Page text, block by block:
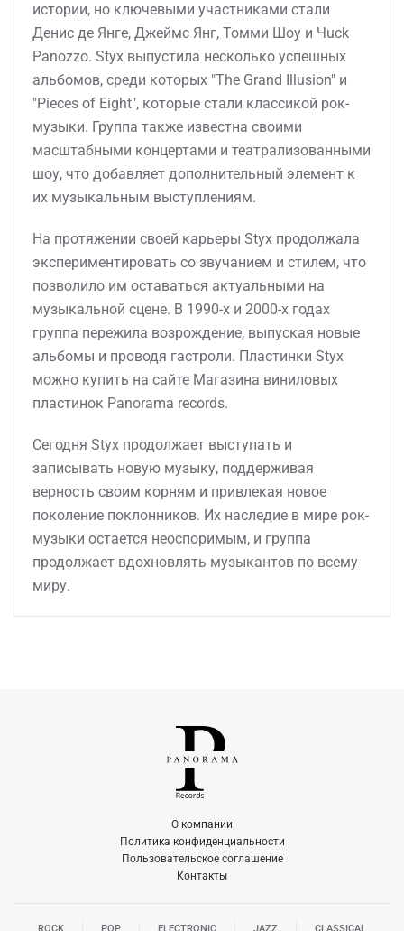
истории, но ключевыми участниками стали
Денис де Янге, Джеймс Янг, Томми Шоу и Чuck
Panozzo. Styx выпустила несколько успешных
альбомов, среди которых "The Grand Illusion" и
"Pieces of Eight", которые стали классикой рок-
музыки. Группа также известна своими
масштабными концертами и театрализованными
шоу, что добавляет дополнительный элемент к
их музыкальным выступлениям.
На протяжении своей карьеры Styx продолжала
экспериментировать со звучанием и стилем, что
позволило им оставаться актуальными на
музыкальной сцене. В 1990-х и 2000-х годах
группа пережила возрождение, выпуская новые
альбомы и проводя гастроли. Пластинки Styx
можно купить на сайте Магазина виниловых
пластинок Panorama records.
Сегодня Styx продолжает выступать и
записывать новую музыку, поддерживая
верность своим корням и привлекая новое
поколение поклонников. Их наследие в мире рок-
музыки остается неоспоримым, и группа
продолжает вдохновлять музыкантов по всему
миру.
О компании
Политика конфиденциальности
Пользовательское соглашение
Контакты